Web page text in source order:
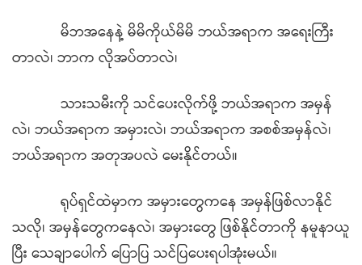
မိဘအနေနဲ့ မိမိကိုယ်မိမိ ဘယ်အရာက အရေးကြီး
တာလဲ၊ ဘာက လိုအပ်တာလဲ၊
သားသမီးကို သင်ပေးလိုက်ဖို့ ဘယ်အရာက အမှန်
လဲ၊ ဘယ်အရာက အမှားလဲ၊ ဘယ်အရာက အစစ်အမှန်လဲ၊
ဘယ်အရာက အတုအပလဲ မေးနိုင်တယ်။
ရုပ်ရှင်ထဲမှာက အမှားတွေကနေ အမှန်ဖြစ်လာနိုင်
သလို၊ အမှန်တွေကနေလဲ၊ အမှားတွေ ဖြစ်နိုင်တာကို နမူနာယူ
ပြီး သေချာပေါက် ပြောပြ သင်ပြပေးရပါအုံးမယ်။